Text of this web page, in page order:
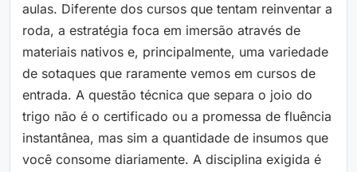
aulas. Diferente dos cursos que tentam reinventar a
roda, a estratégia foca em imersão através de
materiais nativos e, principalmente, uma variedade
de sotaques que raramente vemos em cursos de
entrada. A questão técnica que separa o joio do
trigo não é o certificado ou a promessa de fluência
instantânea, mas sim a quantidade de insumos que
você consome diariamente. A disciplina exigida é